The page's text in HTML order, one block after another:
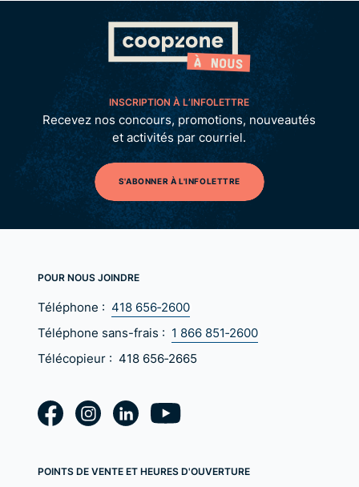
INSCRIPTION À L’INFOLETTRE
Recevez nos concours, promotions, nouveautés
et activités par courriel.
S'ABONNER À L'INFOLETTRE
POUR NOUS JOINDRE
Téléphone : 418 656‑2600
Téléphone sans-frais : 1 866 851‑2600
Télécopieur : 418 656‑2665
POINTS DE VENTE ET HEURES D'OUVERTURE